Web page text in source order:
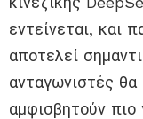
εντείνεται, και
αποτελεί
ανταγωνιστές θα
αμφισβητούν πιο